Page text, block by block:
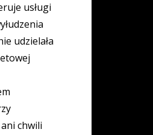
usługi
udzielała
chwili